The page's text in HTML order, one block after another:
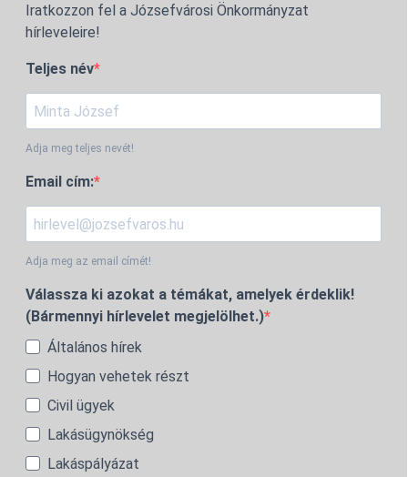
Iratkozzon fel a Józsefvárosi Önkormányzat
hírleveleire!
Teljes név
Adja meg teljes nevét!
Email cím:
Adja meg az email címét!
Válassza ki azokat a témákat, amelyek érdeklik!
(Bármennyi hírlevelet megjelölhet.)
Általános hírek
Hogyan vehetek részt
Civil ügyek
Lakásügynökség
Lakáspályázat